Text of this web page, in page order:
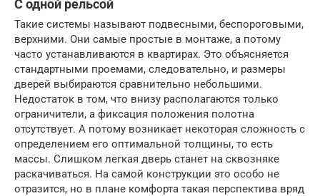
С одной рельсой
Такие системы называют подвесными, беспороговыми,
верхними. Они самые простые в монтаже, а потому
часто устанавливаются в квартирах. Это объясняется
стандартными проемами, следовательно, и размеры
дверей выбираются сравнительно небольшими.
Недостаток в том, что внизу располагаются только
ограничители, а фиксация положения полотна
отсутствует. А потому возникает некоторая сложность с
определением его оптимальной толщины, то есть
массы. Слишком легкая дверь станет на сквозняке
раскачиваться. На самой конструкции это особо не
отразится, но в плане комфорта такая перспектива вряд